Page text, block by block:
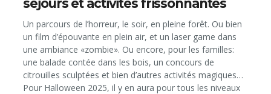
séjours et activités frissonnantes
Un parcours de l’horreur, le soir, en pleine forêt. Ou bien
un film d’épouvante en plein air, et un laser game dans
une ambiance «zombie». Ou encore, pour les familles:
une balade contée dans les bois, un concours de
citrouilles sculptées et bien d’autres activités magiques…
Pour Halloween 2025, il y en aura pour tous les niveaux